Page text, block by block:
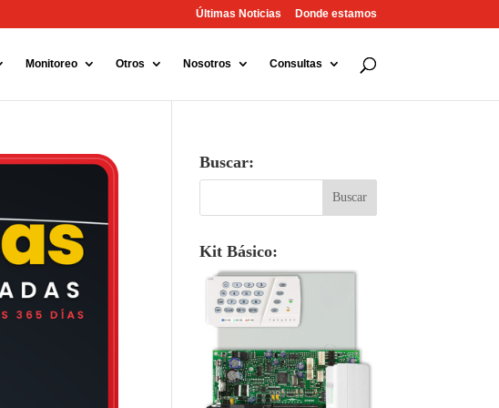
Últimas Noticias Donde estamos
Monitoreo Otros Nosotros Consultas
Buscar:
Kit Básico: